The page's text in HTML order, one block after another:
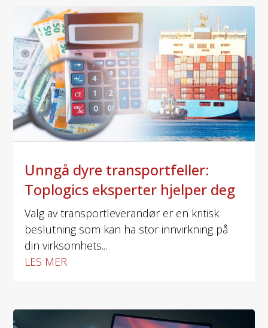
Unngå dyre transportfeller:
Toplogics eksperter hjelper deg
Valg av transportleverandør er en kritisk
beslutning som kan ha stor innvirkning på
din virksomhets...
LES MER